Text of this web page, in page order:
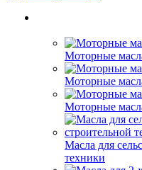
Моторные
Моторные
Моторные
Масла для
техники